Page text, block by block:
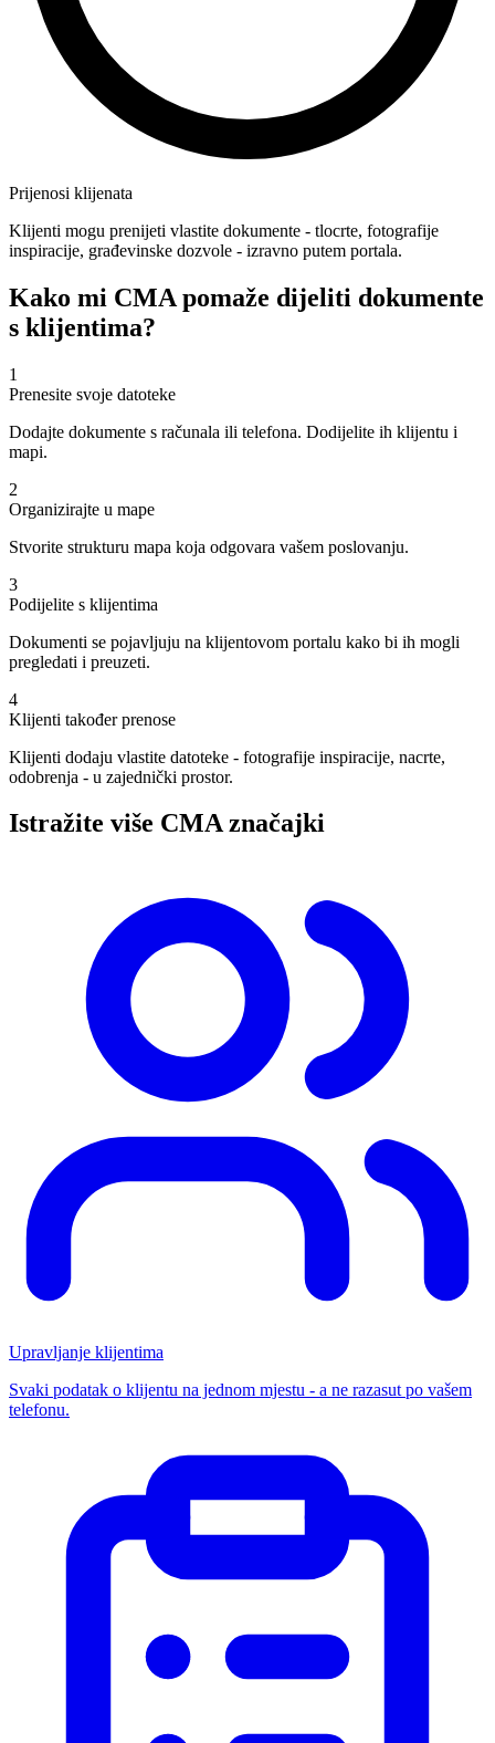
Prijenosi klijenata
Klijenti mogu prenijeti vlastite dokumente - tlocrte, fotografije
inspiracije, građevinske dozvole - izravno putem portala.
Kako mi CMA pomaže dijeliti dokumente
s klijentima?
1
Prenesite svoje datoteke
Dodajte dokumente s računala ili telefona. Dodijelite ih klijentu i
mapi.
2
Organizirajte u mape
Stvorite strukturu mapa koja odgovara vašem poslovanju.
3
Podijelite s klijentima
Dokumenti se pojavljuju na klijentovom portalu kako bi ih mogli
pregledati i preuzeti.
4
Klijenti također prenose
Klijenti dodaju vlastite datoteke - fotografije inspiracije, nacrte,
odobrenja - u zajednički prostor.
Istražite više CMA značajki
Upravljanje klijentima
Svaki podatak o klijentu na jednom mjestu - a ne razasut po vašem
telefonu.